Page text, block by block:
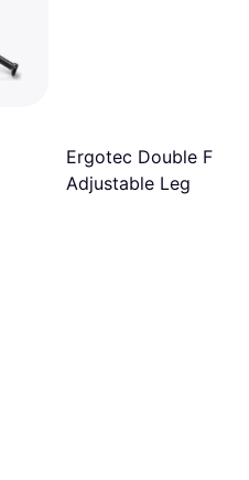
Ergotec Double Flex
Adjustable Leg